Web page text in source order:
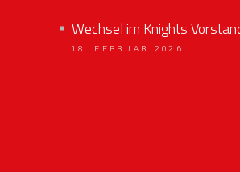
Wechsel im Knights
18. FEBRUAR 2026